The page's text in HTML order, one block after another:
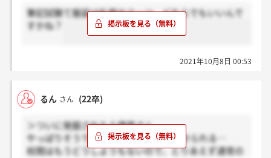
筆記試験て服装は私服かスーツ、どちらでもいいんで
すかね？
2021年10月8日 00:53
るん さん (22卒)
＞ついに発掘された土偶男さん
やっぱりそうですよね笑 持ち物で察せられる…
校閲はもうどうしようもないので、とりあえず通常の